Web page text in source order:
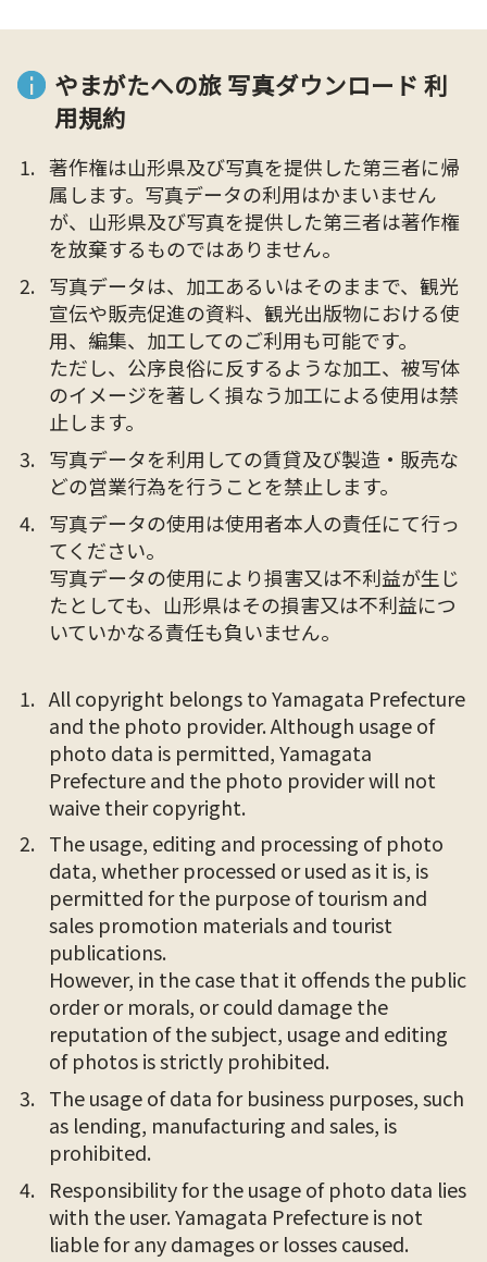
やまがたへの旅 写真ダウンロード 利
用規約
著作権は山形県及び写真を提供した第三者に帰
属します。写真データの利用はかまいません
が、山形県及び写真を提供した第三者は著作権
を放棄するものではありません。
写真データは、加工あるいはそのままで、観光
宣伝や販売促進の資料、観光出版物における使
用、編集、加工してのご利用も可能です。
ただし、公序良俗に反するような加工、被写体
のイメージを著しく損なう加工による使用は禁
止します。
写真データを利用しての賃貸及び製造・販売な
どの営業行為を行うことを禁止します。
写真データの使用は使用者本人の責任にて行っ
てください。
写真データの使用により損害又は不利益が生じ
たとしても、山形県はその損害又は不利益につ
いていかなる責任も負いません。
All copyright belongs to Yamagata Prefecture
and the photo provider. Although usage of
photo data is permitted, Yamagata
Prefecture and the photo provider will not
waive their copyright.
The usage, editing and processing of photo
data, whether processed or used as it is, is
permitted for the purpose of tourism and
sales promotion materials and tourist
publications.
However, in the case that it offends the public
order or morals, or could damage the
reputation of the subject, usage and editing
of photos is strictly prohibited.
The usage of data for business purposes, such
as lending, manufacturing and sales, is
prohibited.
Responsibility for the usage of photo data lies
with the user. Yamagata Prefecture is not
liable for any damages or losses caused.